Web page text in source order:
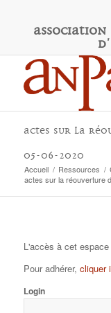
Association
d'
actes sur la
05-06-2020
Accueil / Ressources /
actes sur la réouverture
L'accès à cet
Pour adhérer, cliquer
Login